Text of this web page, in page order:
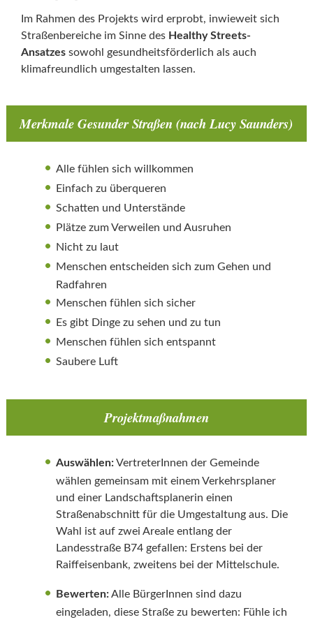
Im Rahmen des Projekts wird erprobt, inwieweit sich
Straßenbereiche im Sinne des Healthy Streets-
Ansatzes sowohl gesundheitsförderlich als auch
klimafreundlich umgestalten lassen.
Merkmale Gesunder Straßen (nach Lucy Saunders)
Alle fühlen sich willkommen
Einfach zu überqueren
Schatten und Unterstände
Plätze zum Verweilen und Ausruhen
Nicht zu laut
Menschen entscheiden sich zum Gehen und
Radfahren
Menschen fühlen sich sicher
Es gibt Dinge zu sehen und zu tun
Menschen fühlen sich entspannt
Saubere Luft
Projektmaßnahmen
Auswählen:VertreterInnen der Gemeinde
wählen gemeinsam mit einem Verkehrsplaner
und einer Landschaftsplanerin einen
Straßenabschnitt für die Umgestaltung aus. Die
Wahl ist auf zwei Areale entlang der
Landesstraße B74 gefallen: Erstens bei der
Raiffeisenbank, zweitens bei der Mittelschule.
Bewerten:Alle BürgerInnen sind dazu
eingeladen, diese Straße zu bewerten: Fühle ich